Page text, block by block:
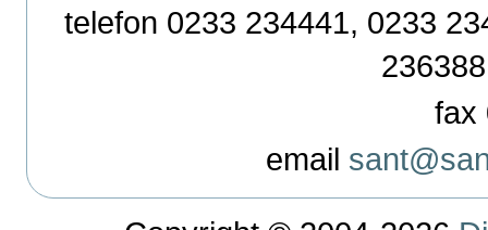
telefon 0233 234441, 0233
fax
email